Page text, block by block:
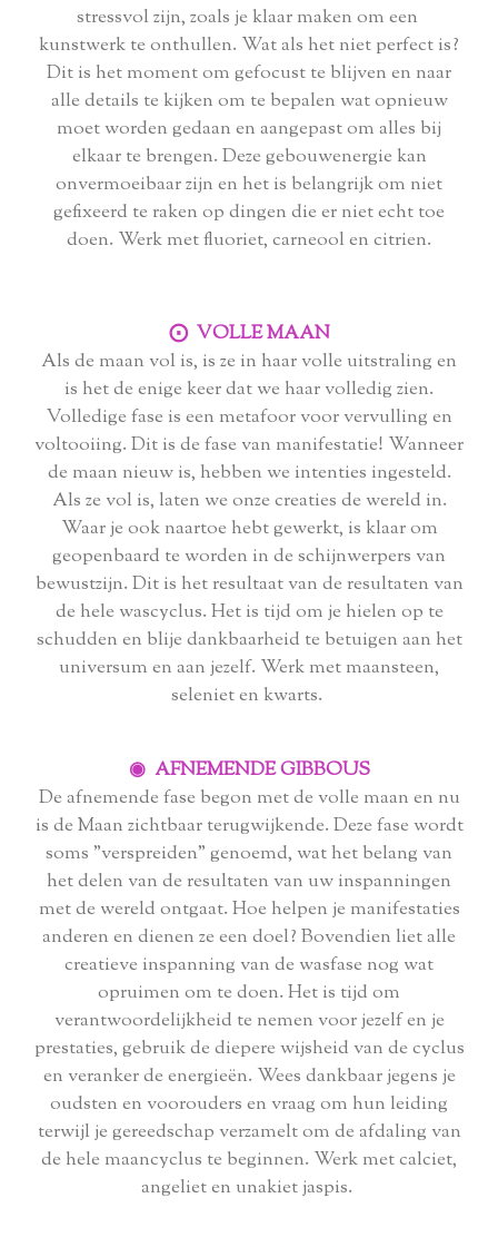
stressvol zijn, zoals je klaar maken om een ​​
kunstwerk te onthullen. Wat als het niet perfect is?
Dit is het moment om gefocust te blijven en naar
alle details te kijken om te bepalen wat opnieuw
moet worden gedaan en aangepast om alles bij
elkaar te brengen. Deze gebouwenergie kan
onvermoeibaar zijn en het is belangrijk om niet
gefixeerd te raken op dingen die er niet echt toe
doen. Werk met fluoriet, carneool en citrien.
⨀ VOLLE MAAN
Als de maan vol is, is ze in haar volle uitstraling en
is het de enige keer dat we haar volledig zien.
Volledige fase is een metafoor voor vervulling en
voltooiing. Dit is de fase van manifestatie! Wanneer
de maan nieuw is, hebben we intenties ingesteld.
Als ze vol is, laten we onze creaties de wereld in.
Waar je ook naartoe hebt gewerkt, is klaar om
geopenbaard te worden in de schijnwerpers van
bewustzijn. Dit is het resultaat van de resultaten van
de hele wascyclus. Het is tijd om je hielen op te
schudden en blije dankbaarheid te betuigen aan het
universum en aan jezelf. Werk met maansteen,
seleniet en kwarts.
◉ AFNEMENDE GIBBOUS
De afnemende fase begon met de volle maan en nu
is de Maan zichtbaar terugwijkende. Deze fase wordt
soms "verspreiden" genoemd, wat het belang van
het delen van de resultaten van uw inspanningen
met de wereld ontgaat. Hoe helpen je manifestaties
anderen en dienen ze een doel? Bovendien liet alle
creatieve inspanning van de wasfase nog wat
opruimen om te doen. Het is tijd om
verantwoordelijkheid te nemen voor jezelf en je
prestaties, gebruik de diepere wijsheid van de cyclus
en veranker de energieën. Wees dankbaar jegens je
oudsten en voorouders en vraag om hun leiding
terwijl je gereedschap verzamelt om de afdaling van
de hele maancyclus te beginnen. Werk met calciet,
angeliet en unakiet jaspis.